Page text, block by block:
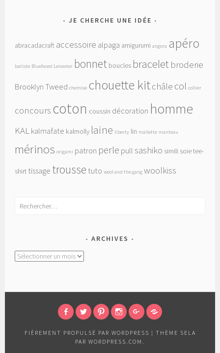
JE CHERCHE UNE IDÉE
abracadacraft accessoire alpaga amigurumi angora apéro
batiste Bluefaced Leicester bonnet boucles bracelet broderie
Brooklyn Tweed chemise chouette kitchâle col collier
concours coton coussin décoration homme
KALkalmafate kalmolly laine liberty lin mallette manteau
mérinos origami patron perle pull sashiko simili soietee-
shirt tissage trousse tuto wool and the gang woolkiss
Rechercher :
ARCHIVES
Archives
FIÈREMENT PROPULSÉ PAR WORDPRESS | THÈME SELA
PAR WORDPRESS.COM .